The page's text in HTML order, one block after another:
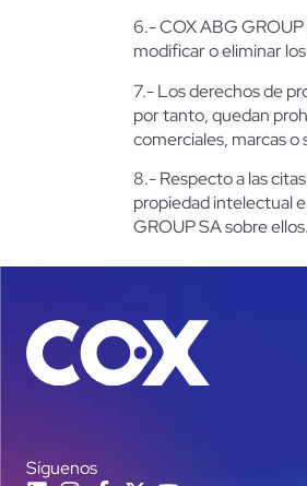
6.- COX ABG
modificar o eliminar
7.- Los derechos de
por tanto, quedan
comerciales, marcas o
8.- Respecto a las
propiedad intelectual
GROUP SA sobre ellos.
Síguenos